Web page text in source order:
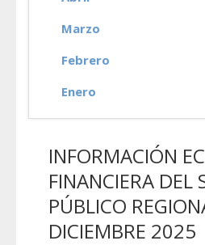
Marzo
Febrero
Enero
INFORMACIÓN
FINANCIERA DEL
PÚBLICO
DICIEMBRE 2025